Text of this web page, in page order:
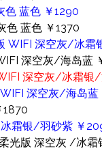
色 蓝色 ￥1290
色 蓝色 ￥1370
WIFI 深空灰/冰
深空灰/海岛蓝
深空灰/冰霜
深空灰/海岛
1870
冰霜银/羽砂紫 ￥
柔光版 深空灰 /冰